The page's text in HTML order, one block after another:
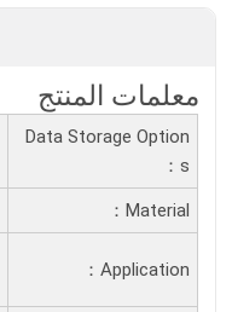
معلمات المنتج
Data Storage Option
S：
Material：
Application：